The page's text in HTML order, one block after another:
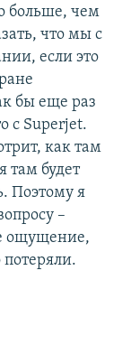
больше, чем
что мы с
если это
бы еще раз
с Superjet.
как там
там будет
Поэтому я
–
ощущение,